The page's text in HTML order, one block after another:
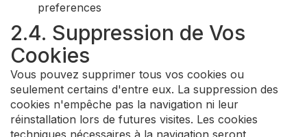
preferences
2.4. Suppression de Vos
Cookies
Vous pouvez supprimer tous vos cookies ou
seulement certains d'entre eux. La suppression des
cookies n'empêche pas la navigation ni leur
réinstallation lors de futures visites. Les cookies
techniques nécessaires à la navigation seront